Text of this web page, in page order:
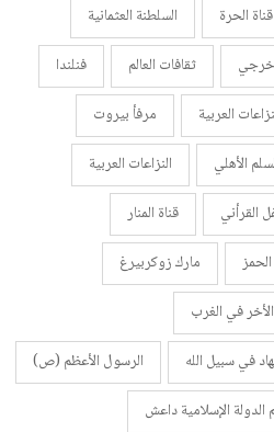
قناة الحرة
السلطنة العثمانية
ثقافات العالم
فنلندا
العربية
مرفأ بيروت
الأهلي
النزاعات العربية
القرأني
قناة المنار
مارك زوكربيرغ
في الغرب
في سبيل الله
الرسول الأعظم (ص)
الدولة الإسلامية داعش